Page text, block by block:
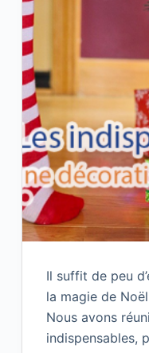
Il suffit de peu
la magie de
Nous avons
indispensables,